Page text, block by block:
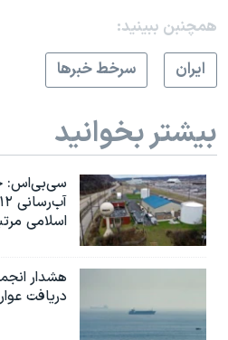
همچنبن ببینید:
ايران
سرخط خبرها
بیشتر بخوانید
سی‌بی‌اس:
اسلامی
هشدار
دریافت